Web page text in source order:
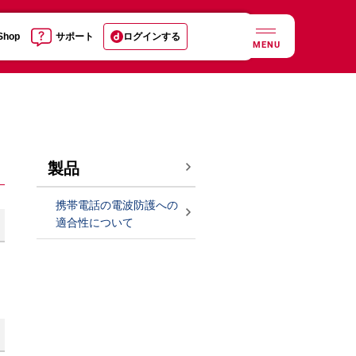
サポート ログインする
MENU
製品
携帯電話の電波防護への
適合性について